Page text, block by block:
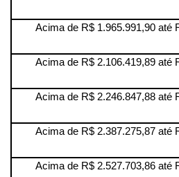
Acima de R$ 1.965.991,90 até
Acima de R$ 2.106.419,89 até
Acima de R$ 2.246.847,88 até
Acima de R$ 2.387.275,87 até
Acima de R$ 2.527.703,86 até